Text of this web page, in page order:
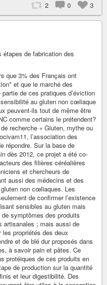
2 0 3
étapes de fabrication des
que 3% des Français ont
et que le marché des
de ces pratiques d’éviction
au gluten non cœliaque
peuvent-ils tout de même être
comme certains le prétendent?
recherche « Gluten, mythe ou
l’association des
répondre. Sur la base de
dès 2012, ce projet a été co-
des filières céréalières
et chercheurs de
aussi des médecins et des
non cœliaques. Les
de confirmer l’existence
sensibles au gluten mais
symptômes des produits
artisanales ; mais aussi de
propriétés des deux
et de blé dur proposés dans
à savoir pain et pâtes. Ce
protéiques de ces produits en
de production sur la quantité
et leur digestibilité. Des